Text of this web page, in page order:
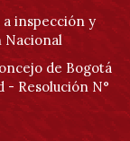
inspección y
Nacional
de Bogotá
- Resolución N°